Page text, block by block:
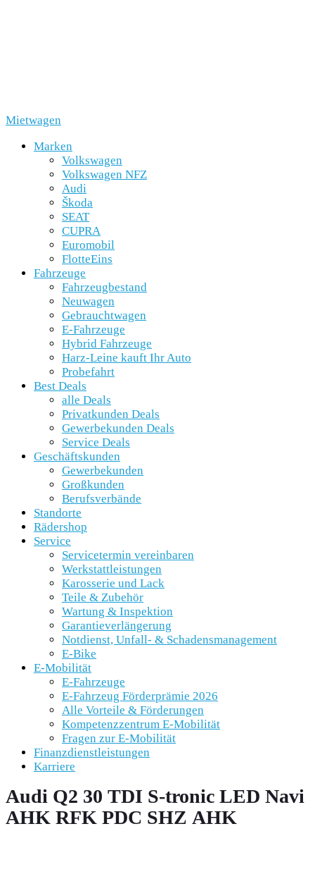
Mietwagen
Marken
Volkswagen
Volkswagen NFZ
Audi
Škoda
SEAT
CUPRA
Euromobil
FlotteEins
Fahrzeuge
Fahrzeugbestand
Neuwagen
Gebrauchtwagen
E-Fahrzeuge
Hybrid Fahrzeuge
Harz-Leine kauft Ihr Auto
Probefahrt
Best Deals
alle Deals
Privatkunden Deals
Gewerbekunden Deals
Service Deals
Geschäftskunden
Gewerbekunden
Großkunden
Berufsverbände
Standorte
Rädershop
Service
Servicetermin vereinbaren
Werkstattleistungen
Karosserie und Lack
Teile & Zubehör
Wartung & Inspektion
Garantieverlängerung
Notdienst, Unfall- & Schadensmanagement
E-Bike
E-Mobilität
E-Fahrzeuge
E-Fahrzeug Förderprämie 2026
Alle Vorteile & Förderungen
Kompetenzzentrum E-Mobilität
Fragen zur E-Mobilität
Finanzdienstleistungen
Karriere
Audi Q2 30 TDI S-tronic LED Navi
AHK RFK PDC SHZ AHK